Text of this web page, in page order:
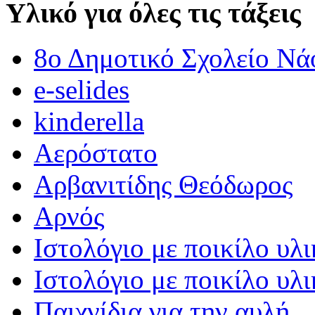
Υλικό για όλες τις τάξεις
8ο Δημοτικό Σχολείο
e-selides
kinderella
Αερόστατο
Αρβανιτίδης Θεόδωρος
Αρνός
Ιστολόγιο με ποικίλο
Ιστολόγιο με ποικίλο